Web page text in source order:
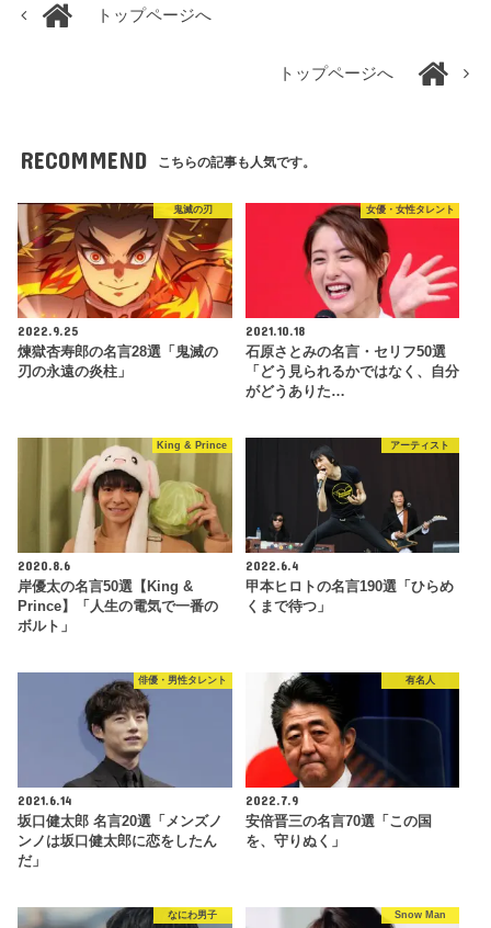
トップページへ
トップページへ
RECOMMEND こちらの記事も人気です。
鬼滅の刃
2022.9.25
煉獄杏寿郎の名言28選「鬼滅の
刃の永遠の炎柱」
女優・女性タレント
2021.10.18
石原さとみの名言・セリフ50選
「どう見られるかではなく、自分
がどうありた…
King & Prince
2020.8.6
岸優太の名言50選【King &
Prince】「人生の電気で一番の
ボルト」
アーティスト
2022.6.4
甲本ヒロトの名言190選「ひらめ
くまで待つ」
俳優・男性タレント
2021.6.14
坂口健太郎 名言20選「メンズノ
ンノは坂口健太郎に恋をしたん
だ」
有名人
2022.7.9
安倍晋三の名言70選「この国
を、守りぬく」
なにわ男子 Snow Man